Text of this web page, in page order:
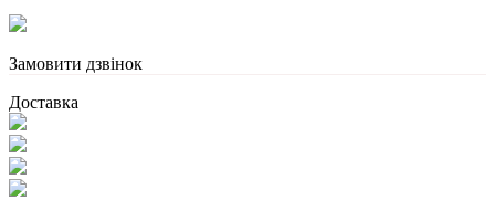
Замовити дзвінок
Доставка